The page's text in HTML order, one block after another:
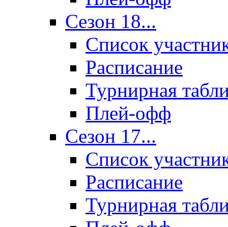
Сезон 18...
Список
Расписание
Турнирная
Плей-офф
Сезон 17...
Список
Расписание
Турнирная